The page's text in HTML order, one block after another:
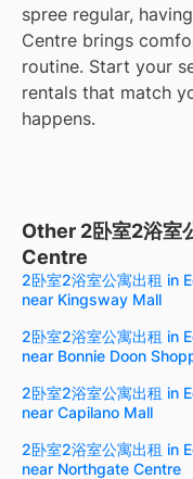
spree regular,
Centre brings
routine. Start your
rentals that match
happens.
Other 2卧室2浴室
Centre
2卧室2浴室公寓出租 in
near Kingsway Mall
2卧室2浴室公寓出租 in
near Bonnie Doon
2卧室2浴室公寓出租 in
near Capilano Mall
2卧室2浴室公寓出租 in
near Northgate Centre